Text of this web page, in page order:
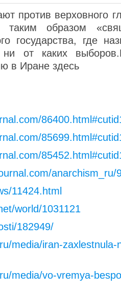
против верховного
таким образом
государства, где
от каких
в Иране здесь
anarchism_ru/
11424.html
world/1031121
182949/
media/iran-zaxlestnula-
media/vo-vremya-